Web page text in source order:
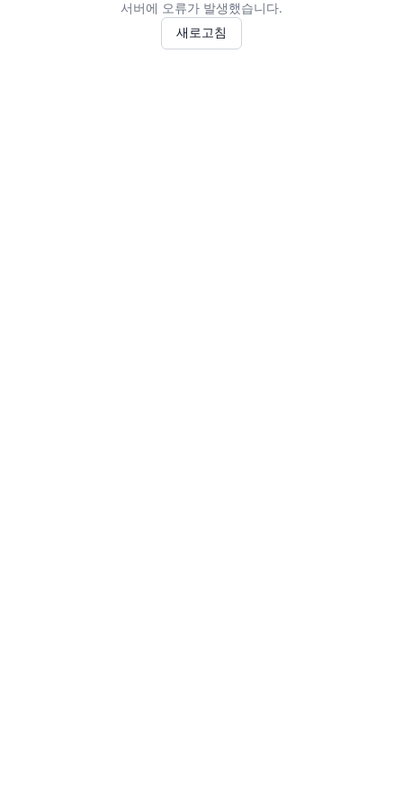
서버에 오류가 발생했습니다.
새로고침